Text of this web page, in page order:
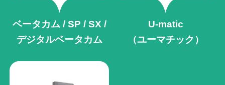
ベータカム / SP / SX /
デジタルベータカム
U-matic
（ユーマチック）